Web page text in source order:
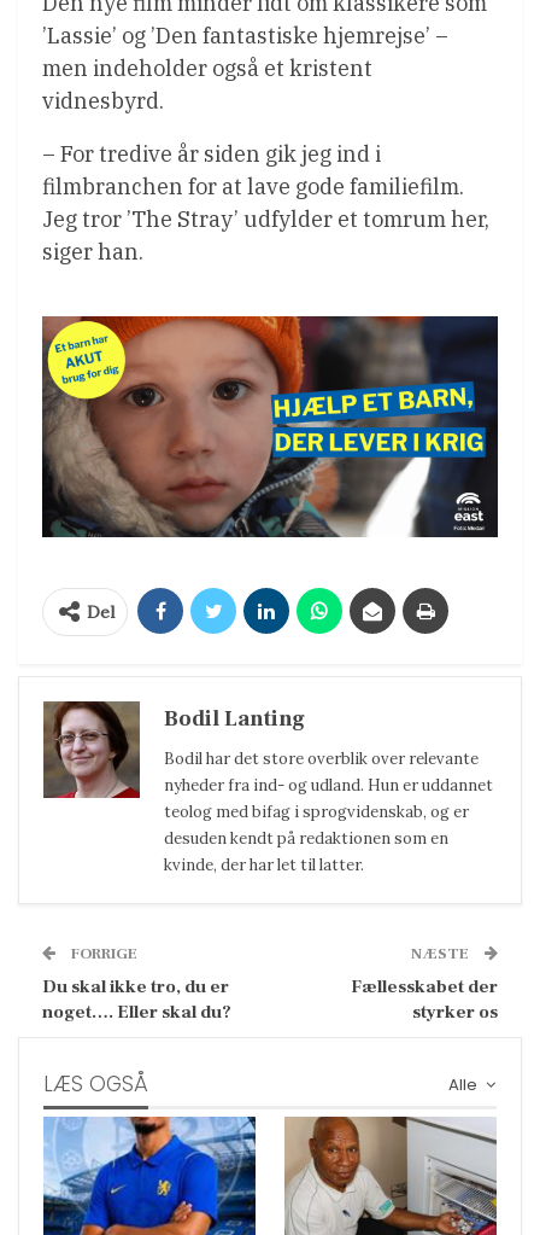
’Lassie’ og ’Den fantastiske hjemrejse’ –
men indeholder også et kristent
vidnesbyrd.
– For tredive år siden gik jeg ind i
filmbranchen for at lave gode familiefilm.
Jeg tror ’The Stray’ udfylder et tomrum her,
siger han.
Del
Bodil Lanting
Bodil har det store overblik over relevante
nyheder fra ind- og udland. Hun er uddannet
teolog med bifag i sprogvidenskab, og er
desuden kendt på redaktionen som en
kvinde, der har let til latter.
FORRIGE
Du skal ikke tro, du er
noget…. Eller skal du?
NÆSTE
Fællesskabet der
styrker os
Alle
LÆS OGSÅ